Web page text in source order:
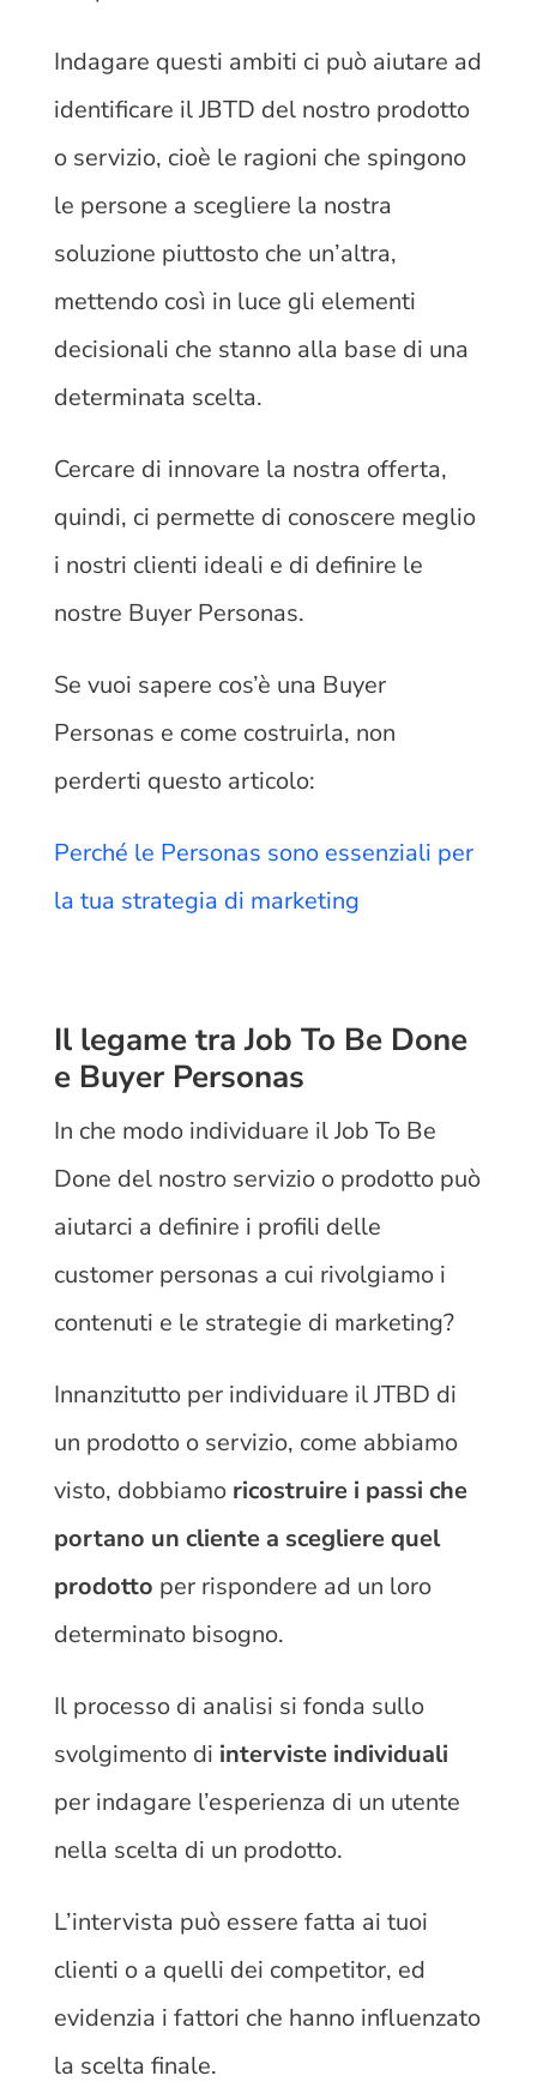
Indagare questi ambiti ci può aiutare ad
identificare il JBTD del nostro prodotto
o servizio, cioè le ragioni che spingono
le persone a scegliere la nostra
soluzione piuttosto che un’altra,
mettendo così in luce gli elementi
decisionali che stanno alla base di una
determinata scelta.
Cercare di innovare la nostra offerta,
quindi, ci permette di conoscere meglio
i nostri clienti ideali e di definire le
nostre Buyer Personas.
Se vuoi sapere cos’è una Buyer
Personas e come costruirla, non
perderti questo articolo:
Perché le Personas sono essenziali per
la tua strategia di marketing
Il legame tra Job To Be Done
e Buyer Personas
In che modo individuare il Job To Be
Done del nostro servizio o prodotto può
aiutarci a definire i profili delle
customer personas a cui rivolgiamo i
contenuti e le strategie di marketing?
Innanzitutto per individuare il JTBD di
un prodotto o servizio, come abbiamo
visto, dobbiamo ricostruire i passi che
portano un cliente a scegliere quel
prodotto per rispondere ad un loro
determinato bisogno.
Il processo di analisi si fonda sullo
svolgimento di interviste individuali
per indagare l’esperienza di un utente
nella scelta di un prodotto.
L’intervista può essere fatta ai tuoi
clienti o a quelli dei competitor, ed
evidenzia i fattori che hanno influenzato
la scelta finale.